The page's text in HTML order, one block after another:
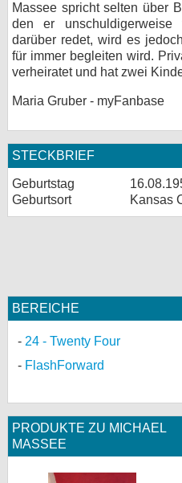
Massee spricht selten über
den er
darüber redet, wird es
für immer begleiten wird.
verheiratet und hat zwei
Maria Gruber - myFanbase
STECKBRIEF
Geburtstag
Geburtsort
Kansas
BEREICHE
24 - Twenty Four
FlashForward
PRODUKTE ZU MICHAEL
MASSEE